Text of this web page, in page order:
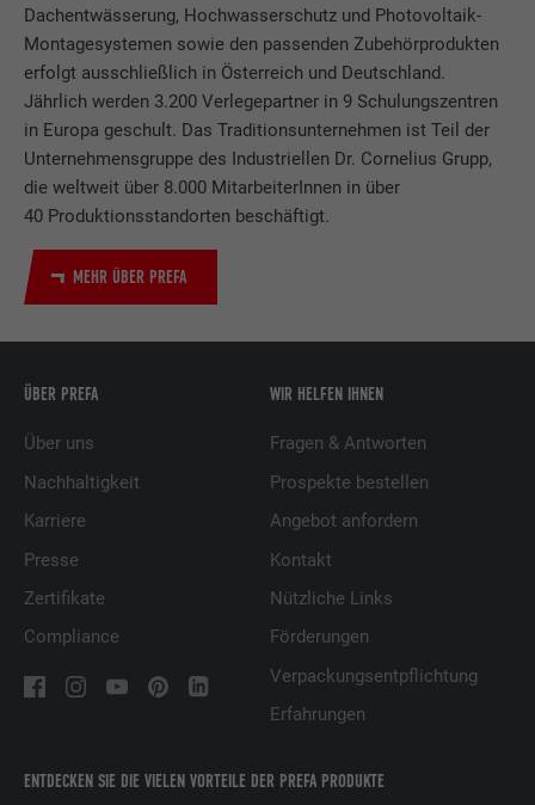
Dachentwässerung, Hochwasserschutz und Photovoltaik-
Montagesystemen sowie den passenden Zubehörprodukten
erfolgt ausschließlich in Österreich und Deutschland.
Jährlich werden 3.200 Verlegepartner in 9 Schulungszentren
in Europa geschult. Das Traditionsunternehmen ist Teil der
Unternehmensgruppe des Industriellen Dr. Cornelius Grupp,
die weltweit über 8.000 MitarbeiterInnen in über
40 Produktionsstandorten beschäftigt.
MEHR ÜBER PREFA
ENTDECKEN SIE DIE VIELEN VORTEILE DER PREFA PRODUKTE
ÜBER PREFA
Über uns
Nachhaltigkeit
Karriere
Presse
Zertifikate
Compliance
WIR HELFEN IHNEN
Fragen & Antworten
Prospekte bestellen
Angebot anfordern
Kontakt
Nützliche Links
Förderungen
Verpackungsentpflichtung
Erfahrungen